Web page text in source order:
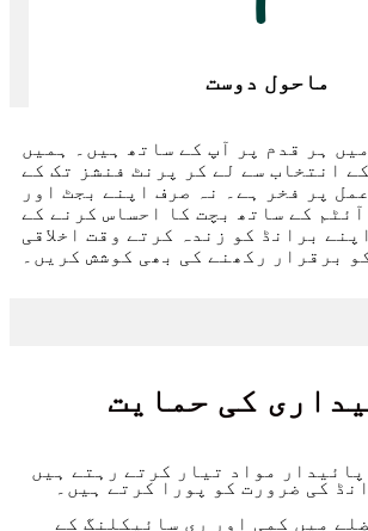
ماحول دوست
ہر قدم پر آپ کے ساتھ ہیں۔ ہمیں
انتخاب سے لے کر پرنٹ فنشز تک کے
پر فخر ہے۔ نہ صرف اپنے بجٹ اور
کے ساتھ بچت کا احساس کرنے کے
برانڈ کو زندہ کرتے وقت اخلاقی
برقرار رکھنے کی بھی کوشش کریں۔
کی حمایت
پائیدار مواد تیار کرتے رہتے ہیں
کی ضرورت کو پورا کرتے ہیں۔
میں کمی اور ری سائیکلنگ کے